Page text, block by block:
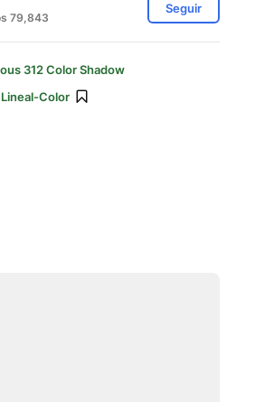
79,843
Seguir
312 Color Shadow
Color